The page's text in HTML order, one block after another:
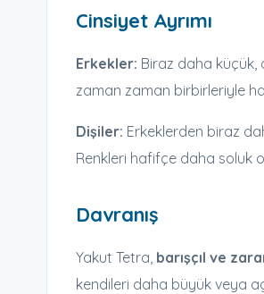
Cinsiyet Ayrımı
Erkekler: Biraz daha küçük,
zaman zaman birbirleriyle
Dişiler: Erkeklerden biraz
Renkleri hafifçe daha soluk
Davranış
Yakut Tetra, barışçıl ve
kendileri daha büyük veya